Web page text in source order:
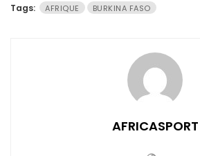
Tags: AFRIQUE BURKINA FASO
AFRICASPORT